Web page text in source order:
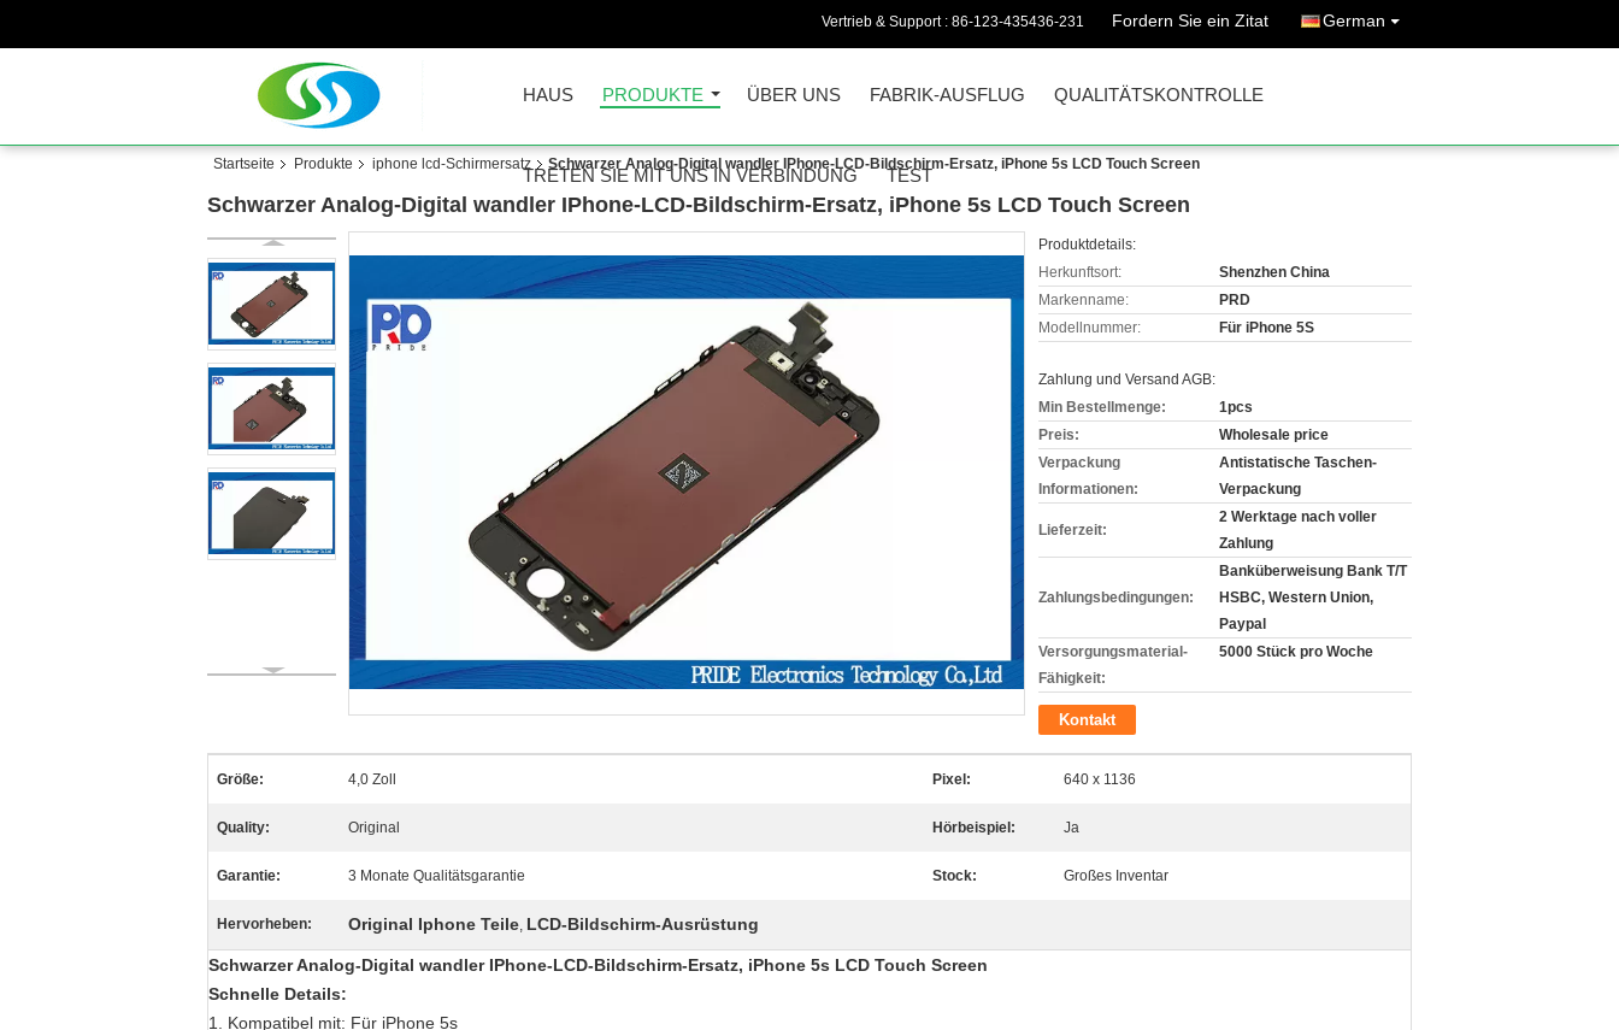
Vertrieb & Support : 86-123-435436-231 Fordern Sie ein Zitat German
HAUS PRODUKTE ÜBER UNS FABRIK-AUSFLUG QUALITÄTSKONTROLLE
TRETEN SIE MIT UNS IN VERBINDUNG TEST
Startseite Produkte iphone lcd-Schirmersatz Schwarzer Analog-Digital wandler IPhone-LCD-Bildschirm-Ersatz, iPhone 5s LCD Touch Screen
Schwarzer Analog-Digital wandler IPhone-LCD-Bildschirm-Ersatz, iPhone 5s LCD Touch Screen
Produktdetails:
Herkunftsort:
Shenzhen China
Markenname:
PRD
Modellnummer:
Für iPhone 5S
Zahlung und Versand AGB:
Min Bestellmenge:
1pcs
Preis:
Wholesale price
Verpackung
Informationen:
Antistatische Taschen-
Verpackung
Lieferzeit:
2 Werktage nach voller
Zahlung
Zahlungsbedingungen:
Banküberweisung Bank T/T
HSBC, Western Union,
Paypal
Versorgungsmaterial-
Fähigkeit:
5000 Stück pro Woche
Kontakt
Größe: 4,0 Zoll Pixel: 640 x 1136
Quality: Original Hörbeispiel: Ja
Garantie: 3 Monate Qualitätsgarantie Stock: Großes Inventar
Hervorheben: Original Iphone Teile, LCD-Bildschirm-Ausrüstung
Schwarzer Analog-Digital wandler IPhone-LCD-Bildschirm-Ersatz, iPhone 5s LCD Touch Screen
Schnelle Details:
1. Kompatibel mit: Für iPhone 5s